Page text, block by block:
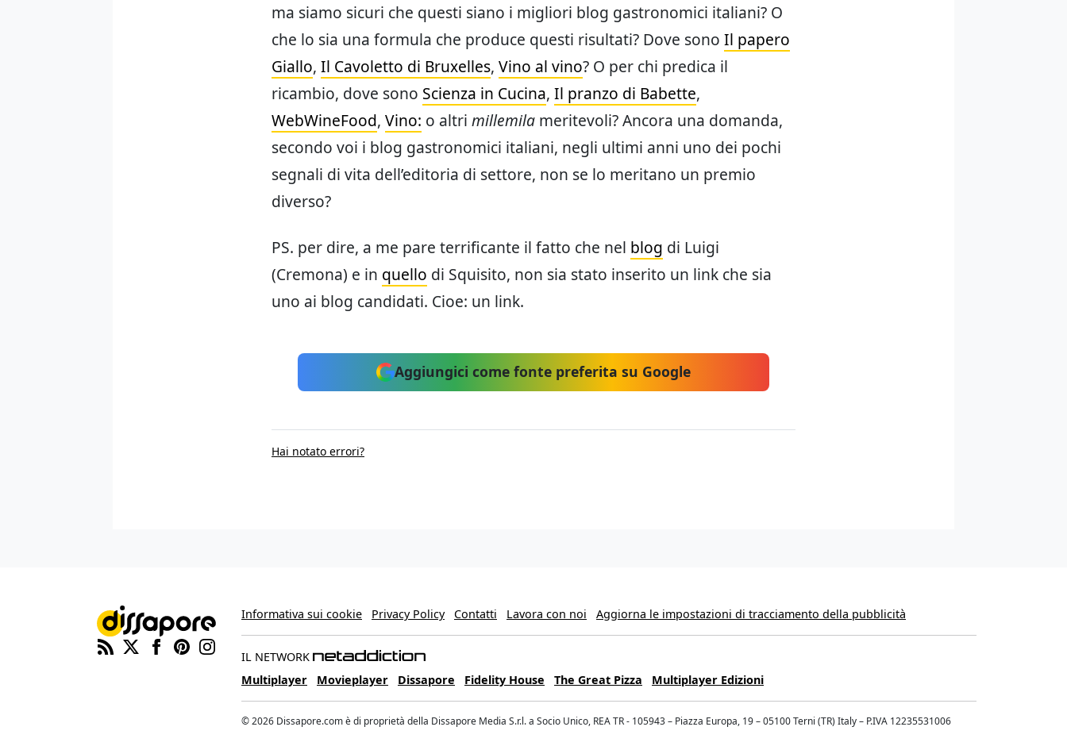
ma siamo sicuri che questi siano i migliori blog gastronomici italiani? O
che lo sia una formula che produce questi risultati? Dove sono Il papero
Giallo, Il Cavoletto di Bruxelles, Vino al vino? O per chi predica il
ricambio, dove sono Scienza in Cucina, Il pranzo di Babette,
WebWineFood, Vino: o altri millemila meritevoli? Ancora una domanda,
secondo voi i blog gastronomici italiani, negli ultimi anni uno dei pochi
segnali di vita dell’editoria di settore, non se lo meritano un premio
diverso?
PS. per dire, a me pare terrificante il fatto che nel blog di Luigi
(Cremona) e in quello di Squisito, non sia stato inserito un link che sia
uno ai blog candidati. Cioe: un link.
Aggiungici come fonte preferita su Google
Hai notato errori?
Informativa sui cookie Privacy Policy Contatti Lavora con noi Aggiorna le impostazioni di tracciamento della pubblicità
IL NETWORK
Multiplayer
Movieplayer Dissapore Fidelity House The Great Pizza Multiplayer Edizioni
© 2026 Dissapore.com è di proprietà della Dissapore Media S.r.l. a Socio Unico, REA TR - 105943 – Piazza Europa, 19 – 05100 Terni (TR) Italy – P.IVA 12235531006